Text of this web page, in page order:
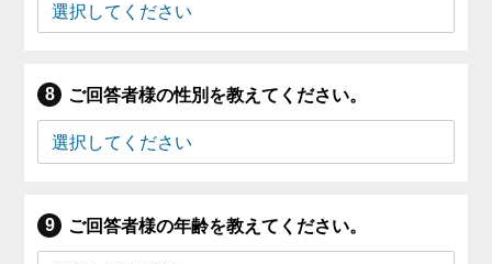
ご回答者様の性別を教えてください。
ご回答者様の年齢を教えてください。